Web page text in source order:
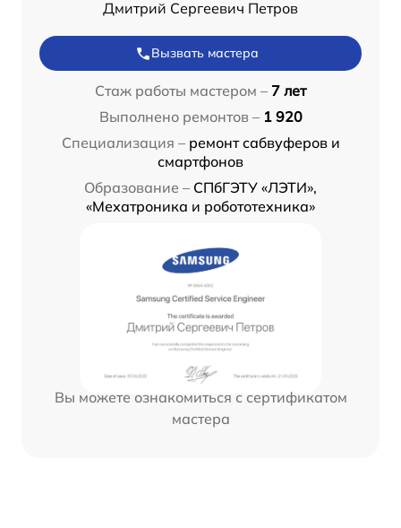
Дмитрий Сергеевич Петров
Вызвать мастера
Стаж работы мастером – 7 лет
Выполнено ремонтов – 1 920
Специализация – ремонт сабвуферов и
смартфонов
Образование – СПбГЭТУ «ЛЭТИ»,
«Мехатроника и робототехника»
Вы можете ознакомиться с сертификатом
мастера